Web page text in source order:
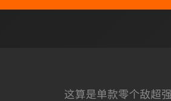
这算是单款零个敌超